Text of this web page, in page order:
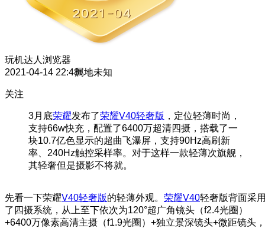
玩机达人 浏览器
2021-04-14 22:48属地未知
关注
3月底荣耀发布了荣耀V40轻奢版 ，定位轻薄时尚，
支持66w快充，配置了6400万超清四摄，搭载了一
块10.7亿色显示的超曲飞瀑屏，支持90Hz高刷新
率、240Hz触控采样率。对于这样一款轻薄次旗舰，
其轻奢但是摄影不将就。
先看一下荣耀V40轻奢版的轻薄外观。 荣耀V40轻奢版背面采
了四摄系统，从上至下依次为120°超广角镜头（f2.4光圈）
+6400万像素高清主摄（f1.9光圈）+独立景深镜头+微距镜头，